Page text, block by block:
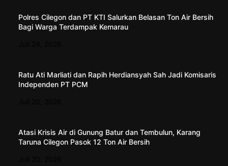
Polres Cilegon dan PT KTI Salurkan Belasan Ton Air Bersih
Bagi Warga Terdampak Kemarau
Ratu Ati Marliati dan Rapih Herdiansyah Sah Jadi Komisaris
Independen PT PCM
Atasi Krisis Air di Gunung Batur dan Tembulun, Karang
Taruna Cilegon Pasok 12 Ton Air Bersih